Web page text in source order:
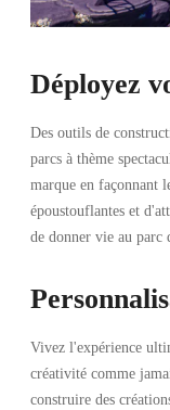
Déployez
Des outils de
parcs à thème
marque en façonnant
époustouflantes et
de donner vie au parc
Vivez l'expérience
créativité comme
construire des